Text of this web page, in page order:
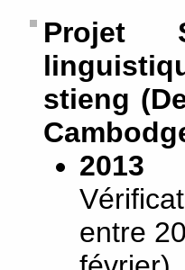
Projet
stieng
2013
entre